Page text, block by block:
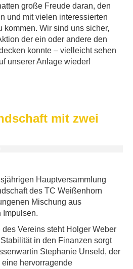
große Freude daran, den
und mit vielen interessierten
kommen. Wir sind uns sicher,
der ein oder andere den
konnte – vielleicht sehen
unserer Anlage wieder!
mit zwei
Hauptversammlung
des TC Weißenhorn
Mischung aus
Impulsen.
Vereins steht Holger Weber
in den Finanzen sorgt
Stephanie Unseld, der
hervorragende